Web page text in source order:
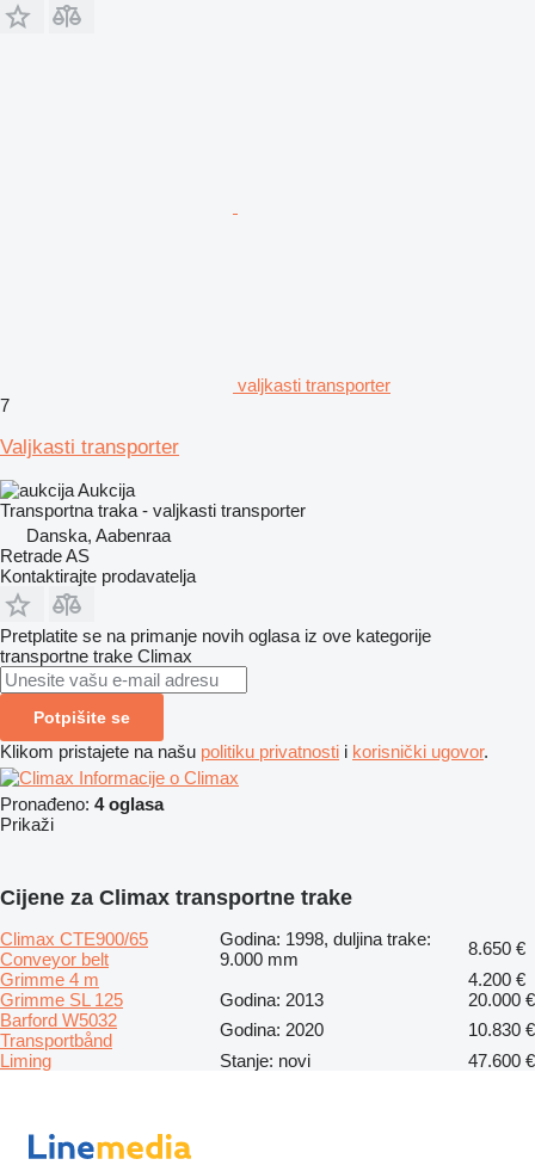
valjkasti transporter
7
Valjkasti transporter
Aukcija
Transportna traka - valjkasti transporter
Danska, Aabenraa
Retrade AS
Kontaktirajte prodavatelja
Pretplatite se na primanje novih oglasa iz ove kategorije
transportne trake Climax
Potpišite se
Klikom pristajete na našu politiku privatnosti i korisnički ugovor.
Informacije o Climax
Pronađeno: 4 oglasa
Prikaži
Cijene za Climax transportne trake
Climax CTE900/65
Conveyor belt
Godina: 1998, duljina trake:
9.000 mm
8.650 €
Grimme 4 m
4.200 €
Grimme SL 125
Godina: 2013
20.000 €
Barford W5032
Transportbånd
Godina: 2020
10.830 €
Liming
Stanje: novi 47.600 €